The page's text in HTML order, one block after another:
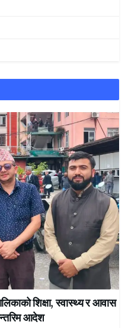
शिक्षा, स्वास्थ्य र आवास
आदेश